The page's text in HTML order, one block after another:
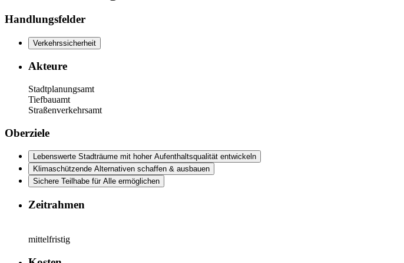
Handlungsfelder
Verkehrssicherheit
Akteure
Stadtplanungsamt
Tiefbauamt
Straßenverkehrsamt
Oberziele
Lebenswerte Stadträume mit hoher Aufenthaltsqualität entwickeln
Klimaschützende Alternativen schaffen & ausbauen
Sichere Teilhabe für Alle ermöglichen
Zeitrahmen
mittelfristig